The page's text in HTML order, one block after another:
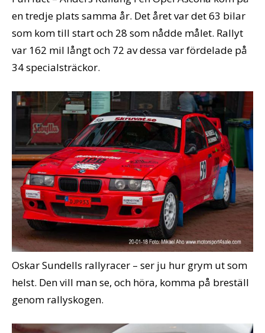
en tredje plats samma år. Det året var det 63 bilar
som kom till start och 28 som nådde målet. Rallyt
var 162 mil långt och 72 av dessa var fördelade på
34 specialsträckor.
Oskar Sundells rallyracer – ser ju hur grym ut som
helst. Den vill man se, och höra, komma på breställ
genom rallyskogen.